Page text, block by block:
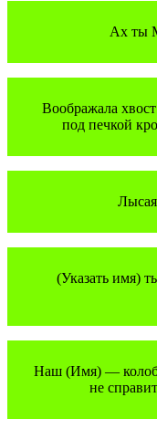
Ах ты
Воображала
под печкой
(Указать имя)
Наш (Имя) —
не